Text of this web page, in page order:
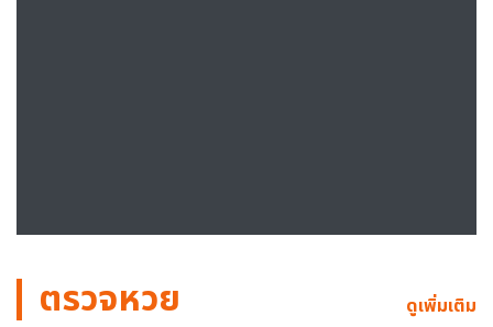
ตรวจหวย ดูเพิ่มเติม